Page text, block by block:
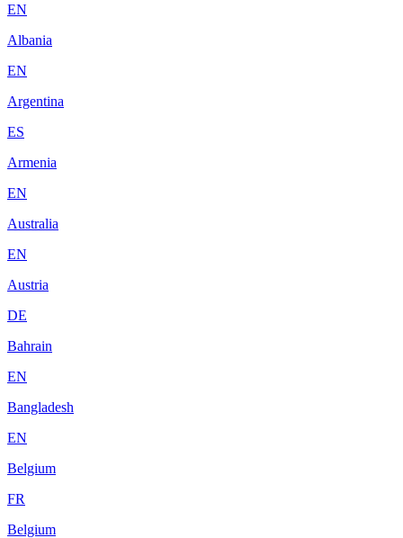
EN
Albania
EN
Argentina
ES
Armenia
EN
Australia
EN
Austria
DE
Bahrain
EN
Bangladesh
EN
Belgium
FR
Belgium